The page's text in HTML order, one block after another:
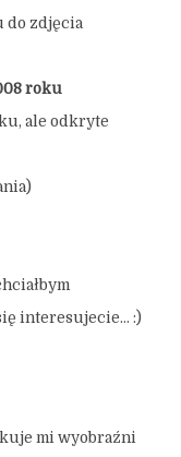
do zdjęcia
roku
ale odkryte
interesujecie… :)
mi wyobraźni